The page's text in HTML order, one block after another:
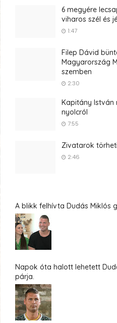
6 megyére
viharos szél és
1:47
Filep Dávid
Magyarország
szemben
2:30
Kapitány István
nyolcról
7:55
Zivatarok
2:46
A blikk felhívta Dudás Miklós
Napok óta halott lehetett
párja.